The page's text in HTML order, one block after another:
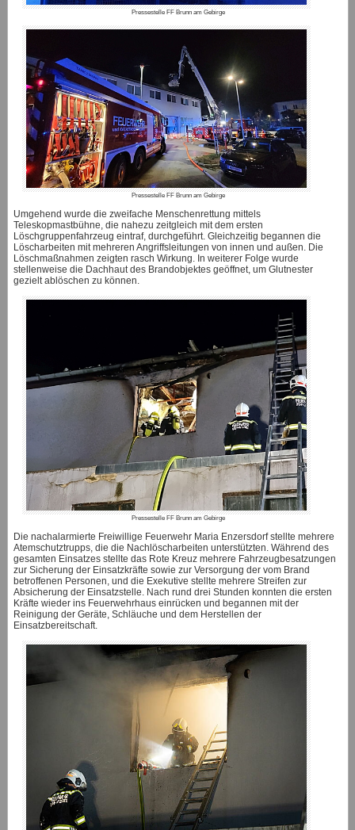
Pressestelle FF Brunn am Gebirge
Pressestelle FF Brunn am Gebirge
Umgehend wurde die zweifache Menschenrettung mittels
Teleskopmastbühne, die nahezu zeitgleich mit dem ersten
Löschgruppenfahrzeug eintraf, durchgeführt. Gleichzeitig begannen die
Löscharbeiten mit mehreren Angriffsleitungen von innen und außen. Die
Löschmaßnahmen zeigten rasch Wirkung. In weiterer Folge wurde
stellenweise die Dachhaut des Brandobjektes geöffnet, um Glutnester
gezielt ablöschen zu können.
Pressestelle FF Brunn am Gebirge
Die nachalarmierte Freiwillige Feuerwehr Maria Enzersdorf stellte mehrere
Atemschutztrupps, die die Nachlöscharbeiten unterstützten. Während des
gesamten Einsatzes stellte das Rote Kreuz mehrere Fahrzeugbesatzungen
zur Sicherung der Einsatzkräfte sowie zur Versorgung der vom Brand
betroffenen Personen, und die Exekutive stellte mehrere Streifen zur
Absicherung der Einsatzstelle. Nach rund drei Stunden konnten die ersten
Kräfte wieder ins Feuerwehrhaus einrücken und begannen mit der
Reinigung der Geräte, Schläuche und dem Herstellen der
Einsatzbereitschaft.